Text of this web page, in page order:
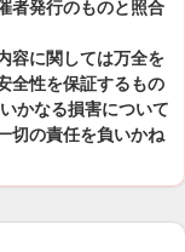
者発行のものと照合
容に関しては万全を
全性を保証するもの
かなる損害について
切の責任を負いかね